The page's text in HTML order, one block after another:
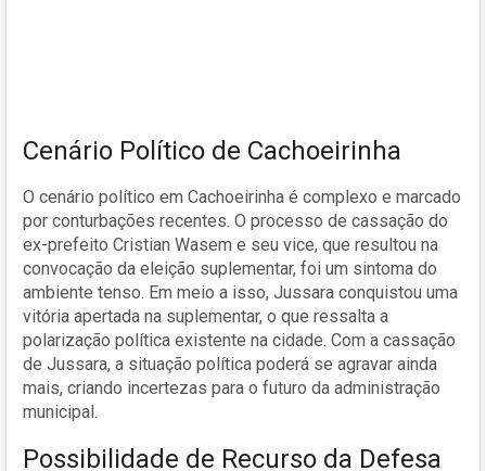
Cenário Político de Cachoeirinha
O cenário político em Cachoeirinha é complexo e marcado
por conturbações recentes. O processo de cassação do
ex-prefeito Cristian Wasem e seu vice, que resultou na
convocação da eleição suplementar, foi um sintoma do
ambiente tenso. Em meio a isso, Jussara conquistou uma
vitória apertada na suplementar, o que ressalta a
polarização política existente na cidade. Com a cassação
de Jussara, a situação política poderá se agravar ainda
mais, criando incertezas para o futuro da administração
municipal.
Possibilidade de Recurso da Defesa